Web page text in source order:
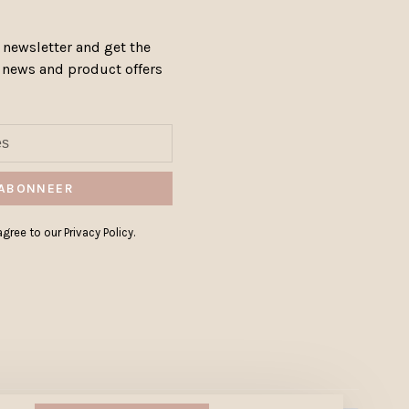
and get the
and product offers
to our Privacy Policy.